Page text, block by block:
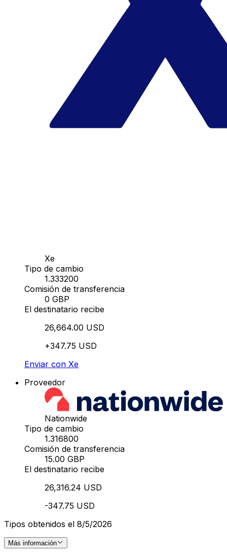
Xe
Tipo de cambio
1.333200
Comisión de transferencia
0 GBP
El destinatario recibe
26,664.00 USD
+347.75 USD
Enviar con Xe
Proveedor
Nationwide
Tipo de cambio
1.316800
Comisión de transferencia
15.00 GBP
El destinatario recibe
26,316.24 USD
-347.75 USD
Tipos obtenidos el 8/5/2026
Más información